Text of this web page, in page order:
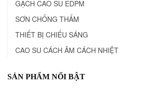
GẠCH CAO SU EDPM
SƠN CHỐNG THẤM
THIẾT BỊ CHIẾU SÁNG
CAO SU CÁCH ÂM CÁCH NHIỆT
SẢN PHẨM NỔI BẬT